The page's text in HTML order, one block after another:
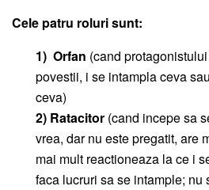
Cele patru roluri sunt:
1) Orfan (cand
povestii, i se intampla ceva
ceva)
2) Ratacitor (cand incepe sa
vrea, dar nu este pregatit, are
mai mult reactioneaza la ce i
faca lucruri sa se intample; nu